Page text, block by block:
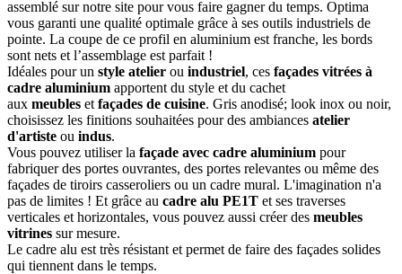
assemblé sur notre site pour vous faire gagner du temps. Optima
vous garanti une qualité optimale grâce à ses outils industriels de
pointe. La coupe de ce profil en aluminium est franche, les bords
sont nets et l’assemblage est parfait !
Idéales pour un style atelier ou industriel, ces façades vitrées à
cadre aluminium apportent du style et du cachet
aux meubles et façades de cuisine. Gris anodisé; look inox ou noir,
choisissez les finitions souhaitées pour des ambiances atelier
d'artiste ou indus.
Vous pouvez utiliser la façade avec cadre aluminium pour
fabriquer des portes ouvrantes, des portes relevantes ou même des
façades de tiroirs casseroliers ou un cadre mural. L'imagination n'a
pas de limites ! Et grâce au cadre alu PE1T et ses traverses
verticales et horizontales, vous pouvez aussi créer des meubles
vitrines sur mesure.
Le cadre alu est très résistant et permet de faire des façades solides
qui tiennent dans le temps.